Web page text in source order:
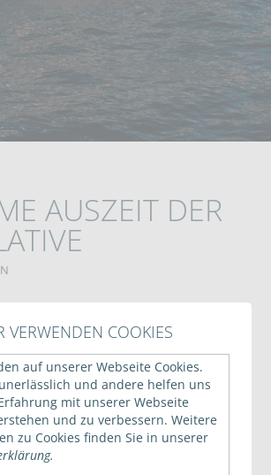
VERWENDEN COOKIES
auf unserer Webseite Cookies.
und andere helfen uns
und zu verbessern. Weitere
zu Cookies finden Sie in unserer
AUSZEIT DER
Ambiente. Auf einer Luxusyacht
verwöhnt Sie die Crew mit
Service. Ganz für sich genießen Sie das
während die vitalisierende
verwöhnt. Kulinarische Exkurse
an Bord zu einem
Erlebnis.